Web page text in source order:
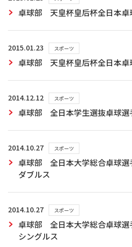
卓球部 天皇杯皇后杯全日本卓
2015.01.23 スポーツ
卓球部 天皇杯皇后杯全日本卓
2014.12.12 スポーツ
卓球部 全日本学生選抜卓球選
2014.10.27 スポーツ
卓球部 全日本大学総合卓球選
ダブルス
2014.10.27 スポーツ
卓球部 全日本大学総合卓球選
シングルス